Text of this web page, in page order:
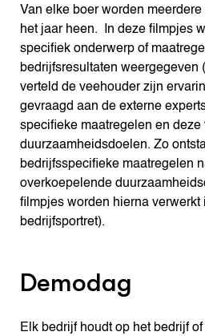
Van elke boer worden
het jaar heen. In deze filmpjes
specifiek onderwerp of
bedrijfsresultaten weergegeven
verteld de veehouder zijn
gevraagd aan de externe
specifieke maatregelen en deze
duurzaamheidsdoelen. Zo
bedrijfsspecifieke maatregelen
overkoepelende
filmpjes worden hierna verwerkt
bedrijfsportret).
Demodag
Elk bedrijf houdt op het bedrijf